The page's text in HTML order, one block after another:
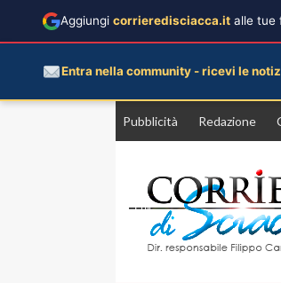
Pubblicità Redazione
Aggiungi corrieredisciacca.it alle tue
Entra nella community - ricevi le